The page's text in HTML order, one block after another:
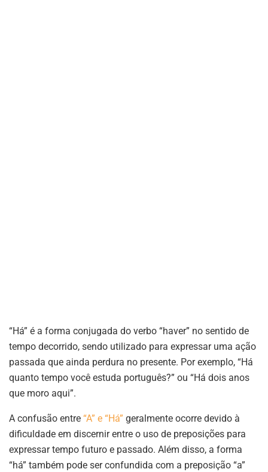
“Há” é a forma conjugada do verbo “haver” no sentido de
tempo decorrido, sendo utilizado para expressar uma ação
passada que ainda perdura no presente. Por exemplo, “Há
quanto tempo você estuda português?” ou “Há dois anos
que moro aqui”.
A confusão entre “A” e “Há” geralmente ocorre devido à
dificuldade em discernir entre o uso de preposições para
expressar tempo futuro e passado. Além disso, a forma
“há” também pode ser confundida com a preposição “a”